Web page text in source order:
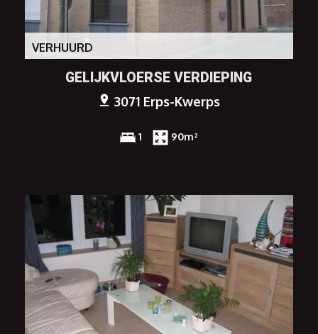
VERHUURD
GELIJKVLOERSE VERDIEPING
3071 Erps-Kwerps
1 90m²